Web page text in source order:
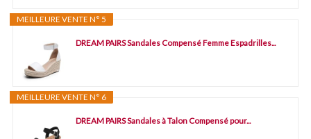
MEILLEURE VENTE N° 5
DREAM PAIRS Sandales Compensé Femme Espadrilles...
MEILLEURE VENTE N° 6
DREAM PAIRS Sandales à Talon Compensé pour...